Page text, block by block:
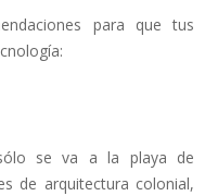
para que tus
se va a la playa de
de arquitectura colonial,